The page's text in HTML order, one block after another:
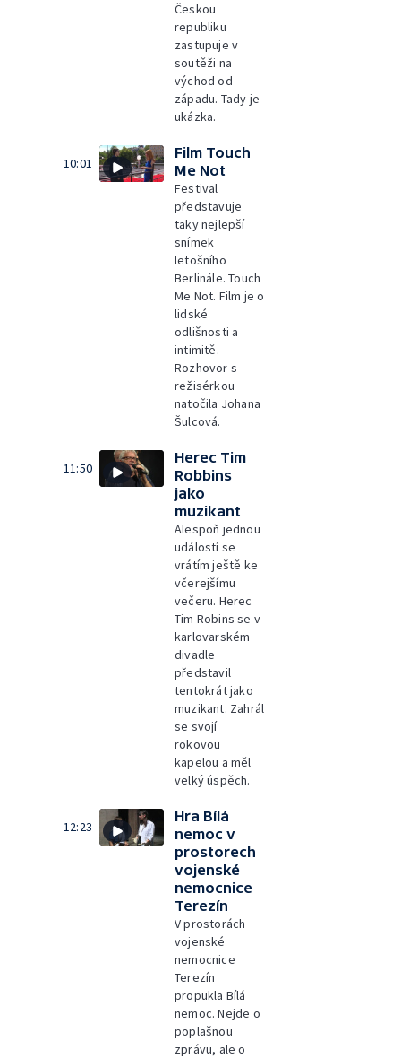
Českou
republiku
zastupuje v
soutěži na
východ od
západu. Tady je
ukázka.
10:01
Film Touch
Me Not
Festival
představuje
taky nejlepší
snímek
letošního
Berlinále. Touch
Me Not. Film je o
lidské
odlišnosti a
intimitě.
Rozhovor s
režisérkou
natočila Johana
Šulcová.
11:50
Herec Tim
Robbins
jako
muzikant
Alespoň jednou
událostí se
vrátím ještě ke
včerejšímu
večeru. Herec
Tim Robins se v
karlovarském
divadle
představil
tentokrát jako
muzikant. Zahrál
se svojí
rokovou
kapelou a měl
velký úspěch.
12:23
Hra Bílá
nemoc v
prostorech
vojenské
nemocnice
Terezín
V prostorách
vojenské
nemocnice
Terezín
propukla Bílá
nemoc. Nejde o
poplašnou
zprávu, ale o